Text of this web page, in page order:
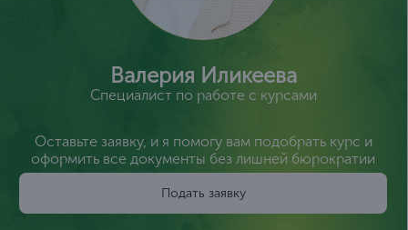
Валерия Иликеева
Специалист по работе с курсами
Оставьте заявку, и я помогу вам подобрать курс и
оформить все документы без лишней бюрократии
Подать заявку